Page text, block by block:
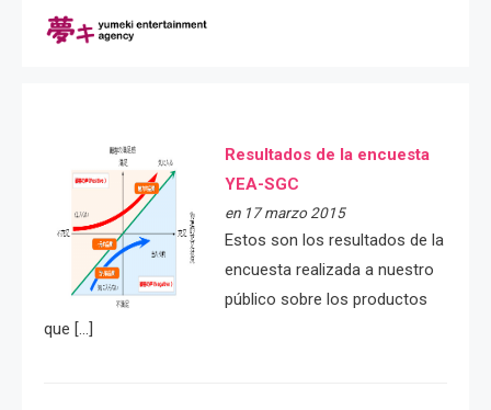
Resultados de la encuesta
YEA-SGC
en 17 marzo 2015
Estos son los resultados de la
encuesta realizada a nuestro
público sobre los productos
que […]